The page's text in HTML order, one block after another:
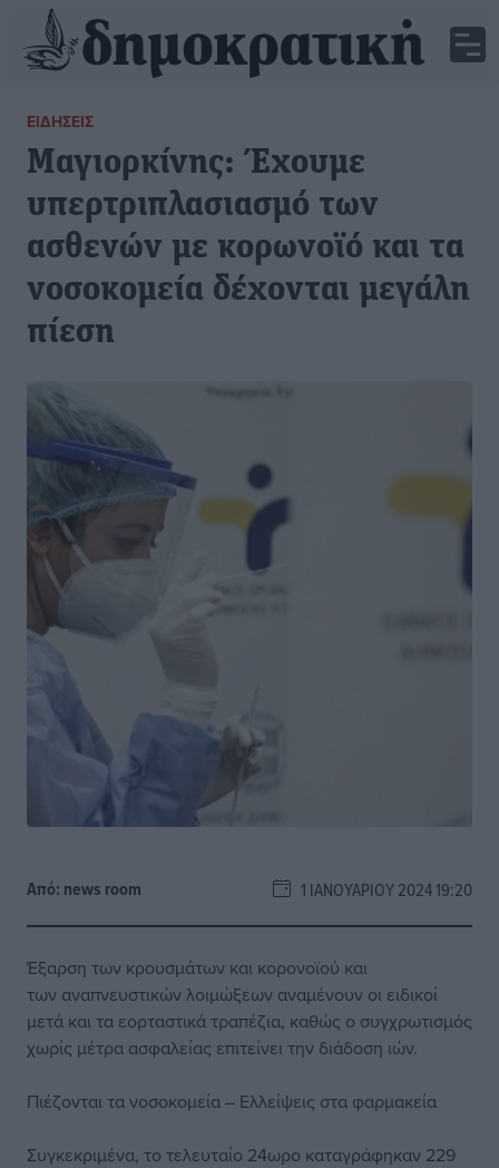
ΕΙΔΉΣΕΙΣ
Μαγιορκίνης: Έχουμε
υπερτριπλασιασμό των
ασθενών με κορωνοϊό και τα
νοσοκομεία δέχονται μεγάλη
πίεση
Από: news room 1 ΙΑΝΟΥΑΡΊΟΥ 2024 19:20
Έξαρση των κρουσμάτων και κορονοϊού και
των αναπνευστικών λοιμώξεων αναμένουν οι ειδικοί
μετά και τα εορταστικά τραπέζια, καθώς ο συγχρωτισμός
χωρίς μέτρα ασφαλείας επιτείνει την διάδοση ιών.
Πιέζονται τα νοσοκομεία – Ελλείψεις στα φαρμακεία
Συγκεκριμένα, το τελευταίο 24ωρο καταγράφηκαν 229